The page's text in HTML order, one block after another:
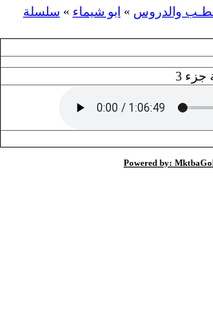
والدروس » ابو شيماء » سلسلة
جزء 3
Powered by: